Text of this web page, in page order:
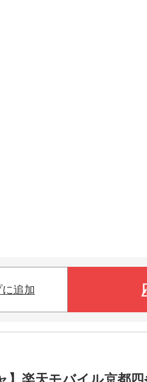
追加
】楽天モバイル京都